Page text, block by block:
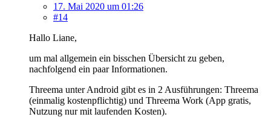
17. Mai 2020 um 01:26
#14
Hallo Liane,
um mal allgemein ein bisschen Übersicht zu geben,
nachfolgend ein paar Informationen.
Threema unter Android gibt es in 2 Ausführungen: Threema
(einmalig kostenpflichtig) und Threema Work (App gratis,
Nutzung nur mit laufenden Kosten).